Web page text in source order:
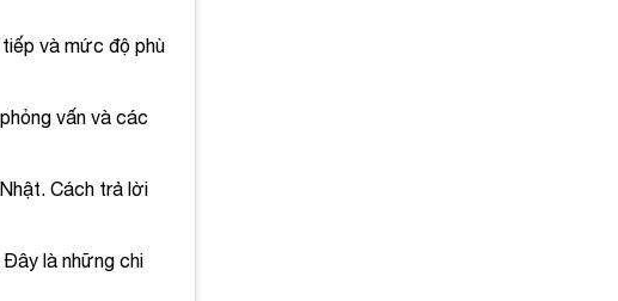
và mức độ phù
vấn và các
Cách trả lời
Đây là những chi